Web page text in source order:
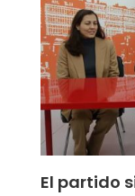
El partido